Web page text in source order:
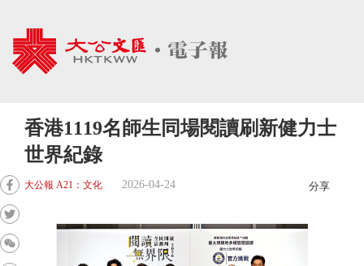
香港1119名師生同場閱讀刷新健力士
世界紀錄
大公報 A21：文化 2026-04-24 分享